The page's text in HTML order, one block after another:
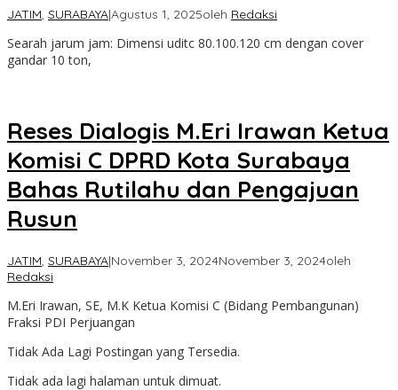
JATIM SURABAYA|Agustus 1, 2025oleh Redaksi
Searah jarum jam: Dimensi uditc 80.100.120 cm dengan cover
gandar 10 ton,
Reses Dialogis M.Eri Irawan Ketua
Komisi C DPRD Kota Surabaya
Bahas Rutilahu dan Pengajuan
Rusun
JATIM, SURABAYA|November 3, 2024November 3, 2024oleh
Redaksi
M.Eri Irawan, SE, M.K Ketua Komisi C (Bidang Pembangunan)
Fraksi PDI Perjuangan
Tidak Ada Lagi Postingan yang Tersedia.
Tidak ada lagi halaman untuk dimuat.